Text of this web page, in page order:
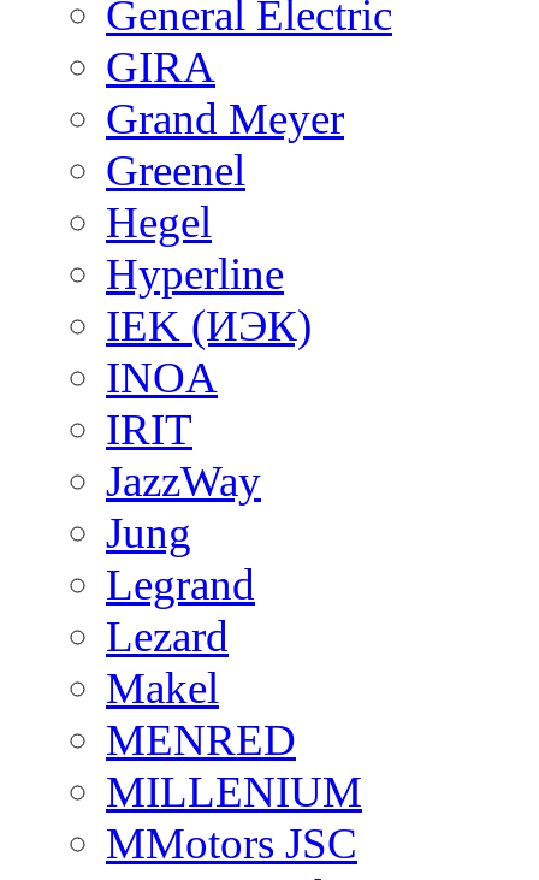
General Electric
GIRA
Grand Meyer
Greenel
Hegel
Hyperline
IEK (ИЭК)
INOA
IRIT
JazzWay
Jung
Legrand
Lezard
Makel
MENRED
MILLENIUM
MMotors JSC